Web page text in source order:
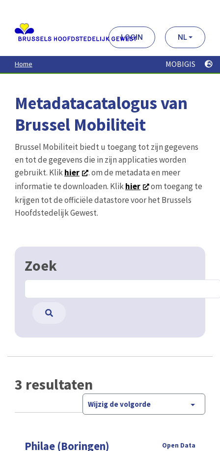
contenu
principal
LOGIN NL
Home MOBIGIS
Metadatacatalogus van
Brussel Mobiliteit
Brussel Mobiliteit biedt u toegang tot zijn gegevens
en tot de gegevens die in zijn applicaties worden
gebruikt. Klikhier
. om de metadata en meer
informatie te downloaden. Klikhier
om toegang te
krijgen tot de officiële datastore voor het Brussels
Hoofdstedelijk Gewest.
Zoek
3 resultaten
Wijzig de volgorde
Philae (Boringen) Open Data